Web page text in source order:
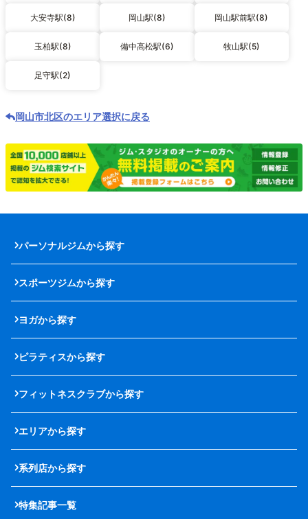
大安寺駅(8) 岡山駅(8) 岡山駅前駅(8)
玉柏駅(8) 備中高松駅(6) 牧山駅(5)
足守駅(2)
岡山市北区のエリア選択に戻る
パーソナルジムから探す
スポーツジムから探す
ヨガから探す
ピラティスから探す
フィットネスクラブから探す
エリアから探す
系列店から探す
特集記事一覧